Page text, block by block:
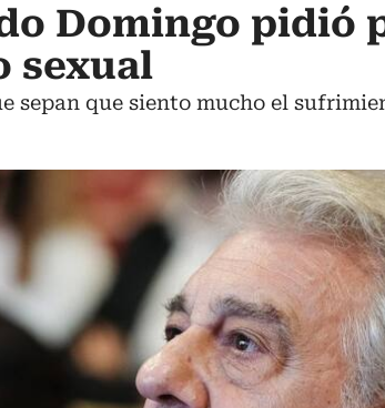
Domingo pidió
sexual
sepan que siento mucho el